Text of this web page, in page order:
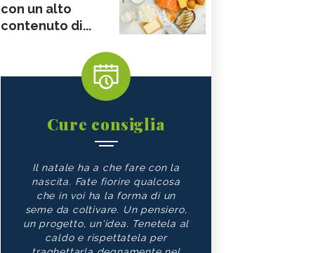
con un alto
contenuto di...
Cure consiglia
Il natale ha a che fare con la
nascita. Fate fiorire qualcosa
che in voi ha la forma di un
seme da coltivare. Un pensiero,
un progetto, un'idea. Tenetela al
caldo e rispettatela per